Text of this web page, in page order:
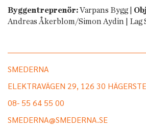
Byggentreprenör:Varpans Bygg |
Andreas Åkerblom/Simon Aydin | Lag
SMEDERNA
ELEKTRAVÄGEN 29, 126 30
08- 55 64 55 00
SMEDERNA@SMEDERNA.SE